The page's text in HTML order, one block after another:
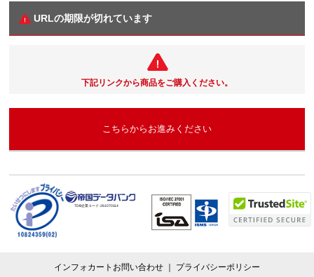
URLの期限が切れています
下記リンクから商品をご購入ください。
こちらからお進みください
TDB企業コード:261070114
インフォカートお問い合わせ
プライバシーポリシー